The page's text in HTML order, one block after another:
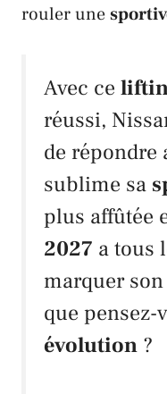
rouler une
Avec ce
réussi,
de
sublime sa
plus affûtée
2027 a tous
marquer son
que pensez-
évolution ?